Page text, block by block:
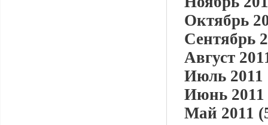
Октябрь
Сентябрь
Август
Июль 2011
Июнь 2011
Май 2011